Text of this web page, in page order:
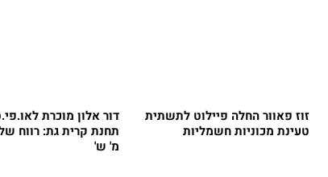
זוז פאוור החלה פיילוט לתשתית
טעינת מכוניות חשמליות
דור אלון מוכרת
מ' ש'